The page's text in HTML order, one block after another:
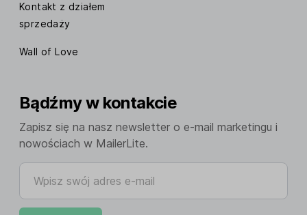
Kontakt z działem
sprzedaży
Wall of Love
Bądźmy w kontakcie
Zapisz się na nasz newsletter o e-mail marketingu i
nowościach w MailerLite.
Wpisz swój adres e-mail